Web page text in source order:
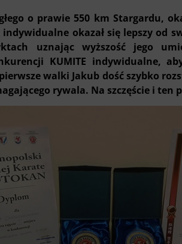
o prawie 550 km Stargardu,
okazał się lepszy od
uznając wyższość jego
KUMITE indywidualne,
walki Jakub dość szybko
rywala. Na szczęście i ten